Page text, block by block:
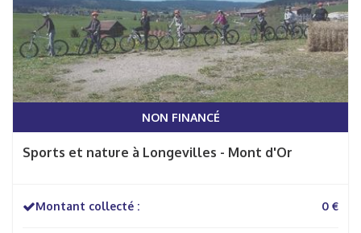
NON FINANCÉ
Sports et nature à Longevilles - Mont d'Or
Montant collecté : 0 €